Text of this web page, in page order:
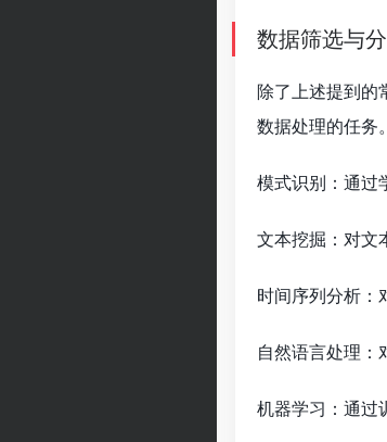
数据筛选与
除了上述提到的
数据处理的任务
模式识别：通过
文本挖掘：对文
时间序列分析：
自然语言处理：
机器学习：通过